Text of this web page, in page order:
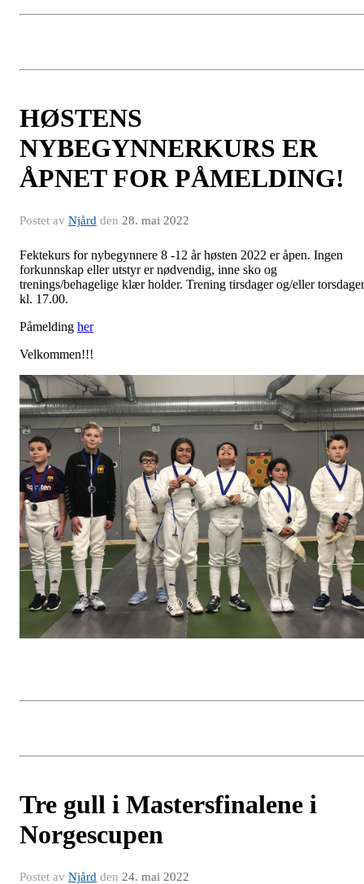
HØSTENS
NYBEGYNNERKURS ER
ÅPNET FOR PÅMELDING!
Postet av Njård den 28. mai 2022
Fektekurs for nybegynnere 8 -12 år høsten 2022 er åpen. Ingen
forkunnskap eller utstyr er nødvendig, inne sko og
trenings/behagelige klær holder. Trening tirsdager og/eller torsdager
kl. 17.00.
Påmelding her
Velkommen!!!
Tre gull i Mastersfinalene i
Norgescupen
Postet av Njård den 24. mai 2022